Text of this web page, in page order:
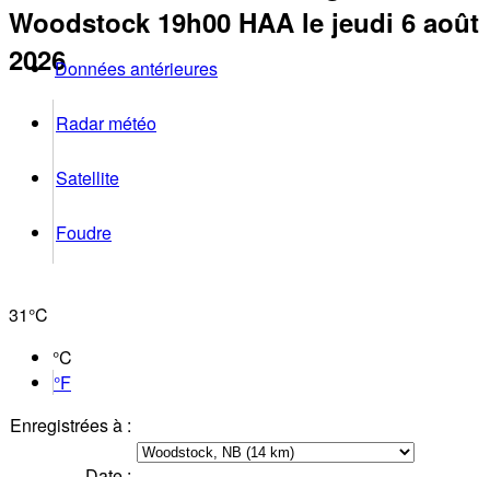
Woodstock 19h00 HAA le jeudi 6 août
2026Données antérieures
Radar météo
Satellite
Foudre
31°C
°C
°F
Enregistrées à :